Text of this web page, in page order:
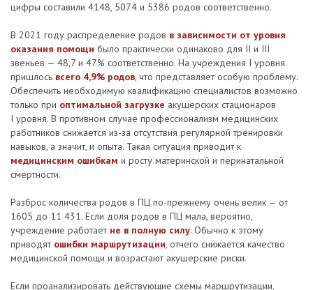
цифры составили 4148, 5074 и 5386 родов соответственно.
В 2021 году распределение родов в зависимости от уровня
оказания помощи было практически одинаково для II и III
звеньев — 48,7 и 47% соответственно. На учреждения I уровня
пришлось всего 4,9% родов, что представляет особую проблему.
Обеспечить необходимую квалификацию специалистов возможно
только при оптимальной загрузке акушерских стационаров
I уровня. В противном случае профессионализм медицинских
работников снижается из-за отсутствия регулярной тренировки
навыков, а значит, и опыта. Такая ситуация приводит к
медицинским ошибкам и росту материнской и перинатальной
смертности.
Разброс количества родов в ПЦ по-прежнему очень велик — от
1605 до 11 431. Если доля родов в ПЦ мала, вероятно,
учреждение работает не в полную силу. Обычно к этому
приводят ошибки маршрутизации, отчего снижается качество
медицинской помощи и возрастают акушерские риски.
Если проанализировать действующие схемы маршрутизации,